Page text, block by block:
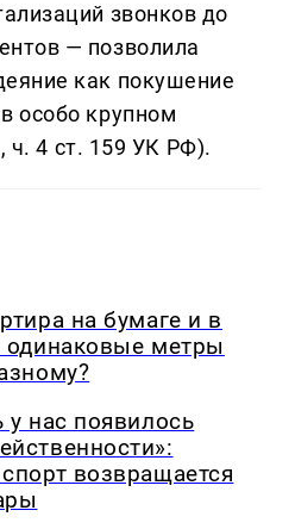
звонков до
— позволила
как покушение
особо крупном
ч. 4 ст. 159 УК РФ).
на бумаге и в
метры
нас появилось
возвращается